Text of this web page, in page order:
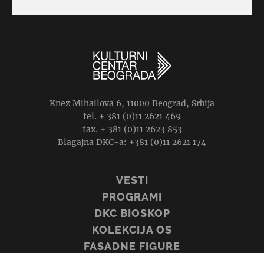
Knez Mihailova 6, 11000 Beograd, Srbija
tel. + 381 (0)11 2621 469
fax. + 381 (0)11 2623 853
Blagajna DKC-a: +381 (0)11 2621 174
VESTI
PROGRAMI
DKC BIOSKOP
KOLEKCIJA OS
FASADNE FIGURE